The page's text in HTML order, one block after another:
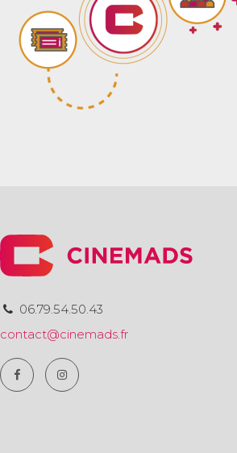
06.79.54.50.43
contact@cinemads.fr